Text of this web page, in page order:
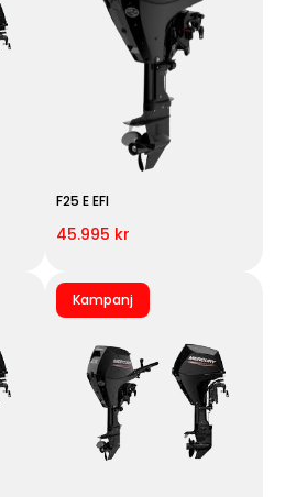
F25 E EFI
45.995 kr
Kampanj